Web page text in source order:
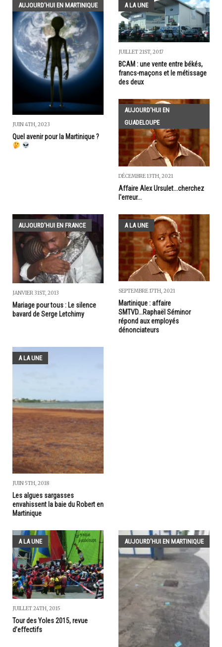
AUJOURD'HUI EN MARTINIQUE
JUIN 4TH, 2023
Quel avenir pour la Martinique ?
A LA UNE
JUILLET 21ST, 2017
BCAM : une vente entre békés,
francs-maçons et le métissage
des deux
AUJOURD'HUI EN
GUADELOUPE
DÉCEMBRE 13TH, 2021
Affaire Alex Ursulet...cherchez
l'erreur...
AUJOURD'HUI EN FRANCE
JANVIER 31ST, 2013
Mariage pour tous : Le silence
bavard de Serge Letchimy
A LA UNE
SEPTEMBRE 17TH, 2021
Martinique : affaire
SMTVD...Raphaël Séminor
répond aux employés
dénonciateurs
A LA UNE
JUIN 5TH, 2018
Les algues sargasses
envahissent la baie du Robert en
Martinique
A LA UNE
JUILLET 24TH, 2015
Tour des Yoles 2015, revue
d’effectifs
AUJOURD'HUI EN MARTINIQUE